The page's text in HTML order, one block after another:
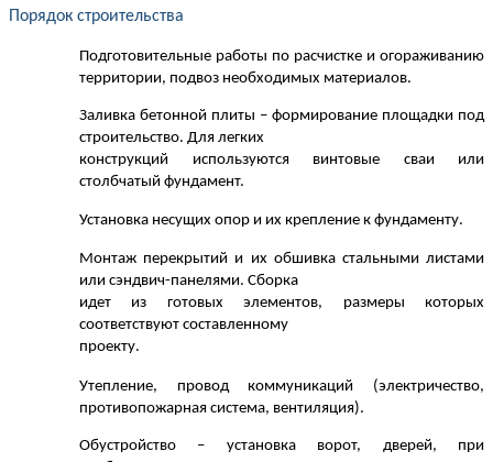
Порядок строительства
Подготовительные работы по расчистке и огораживанию
территории, подвоз необходимых материалов.
Заливка бетонной плиты – формирование площадки под
строительство. Для легких
конструкций используются винтовые сваи или
столбчатый фундамент.
Установка несущих опор и их крепление к фундаменту.
Монтаж перекрытий и их обшивка стальными листами
или сэндвич-панелями. Сборка
идет из готовых элементов, размеры которых
соответствуют составленному
проекту.
Утепление, провод коммуникаций (электричество,
противопожарная система, вентиляция).
Обустройство – установка ворот, дверей, при